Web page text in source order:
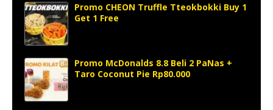
Promo CHEON Truffle Tteokbokki Buy 1
Get 1 Free
Promo McDonalds 8.8 Beli 2 PaNas +
Taro Coconut Pie Rp80.000